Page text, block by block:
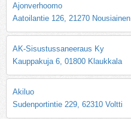
Ajonverhoomo
Aatoilantie 126, 21270 Nousiainen
AK-Sisustussaneeraus Ky
Kauppakuja 6, 01800 Klaukkala
Akiluo
Sudenportintie 229, 62310 Voltti